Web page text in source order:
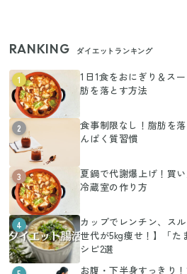
RANKING ダイエットランキング
1
1日1食をおにぎり＆ス
肪を落とす方法
2
食事制限なし！脂肪を
んぱく質習慣
3
夏鍋で代謝爆上げ！買
冷蔵室の作り方
4
カップでレンチン、ス
世代が5kg痩せ！】「た
シピ2選
お腹・下半身すっきり